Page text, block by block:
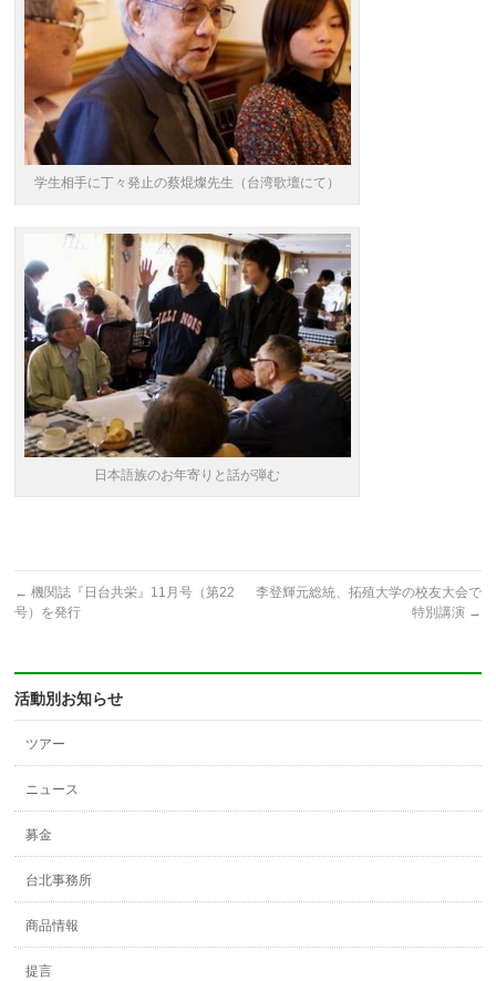
学生相手に丁々発止の蔡焜燦先生（台湾歌壇にて）
日本語族のお年寄りと話が弾む
← 機関誌『日台共栄』11月号（第22
号）を発行
李登輝元総統、拓殖大学の校友大会で
特別講演 →
活動別お知らせ
ツアー
ニュース
募金
台北事務所
商品情報
提言